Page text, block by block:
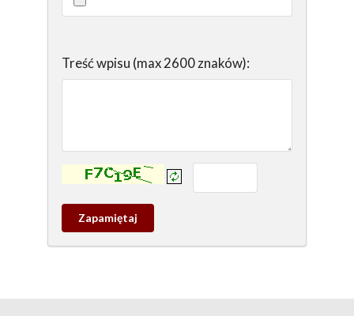
Treść wpisu (max 2600 znaków):
Kontrola - wprowadź tekst z obrazka:
Zapamietaj
wpis